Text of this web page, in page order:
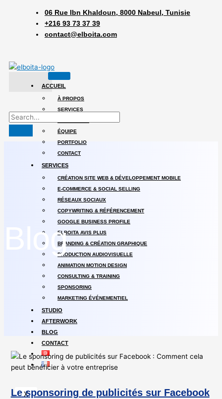
06 Rue Ibn Khaldoun, 8000 Nabeul, Tunisie
+216 93 73 37 39
contact@elboita.com
ACCUEIL
À PROPOS
SERVICES
ÉQUIPE
PORTFOLIO
CONTACT
SERVICES
CRÉATION SITE WEB & DÉVELOPPEMENT MOBILE
E-COMMERCE & SOCIAL SELLING
RÉSEAUX SOCIAUX
COPYWRITING & RÉFÉRENCEMENT
GOOGLE BUSINESS PROFILE
ELBOITA AVIS PLUS
BRANDING & CRÉATION GRAPHIQUE
PRODUCTION AUDIOVISUELLE
ANIMATION MOTION DESIGN
CONSULTING & TRAINING
SPONSORING
MARKETING ÉVÉNEMENTIEL
STUDIO
AFTERWORK
BLOG
CONTACT
X
Blog
Le sponsoring de publicités sur Facebook